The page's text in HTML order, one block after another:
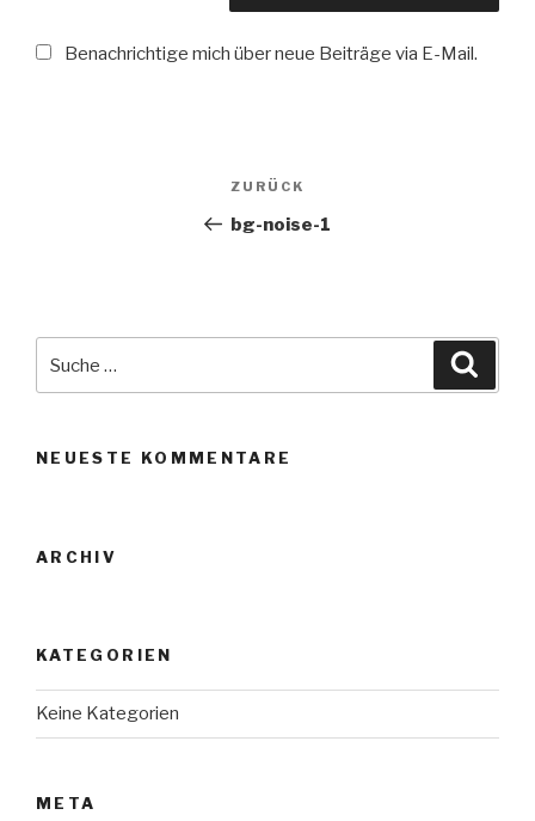
Benachrichtige mich über neue Beiträge via E-Mail.
Vorheriger
Beitrag
ZURÜCK
bg-noise-1
Suche
NEUESTE KOMMENTARE
ARCHIV
KATEGORIEN
Keine Kategorien
META